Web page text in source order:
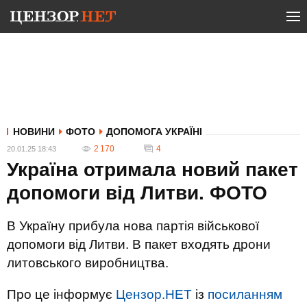
НОВИНИ ФОТО ДОПОМОГА УКРАЇНІ
20.01.25 18:43 2 170 4
Україна отримала новий пакет
допомоги від Литви. ФОТО
В Україну прибула нова партія військової
допомоги від Литви. В пакет входять дрони
литовського виробництва.
Про це інформує Цензор.НЕТ із посиланням